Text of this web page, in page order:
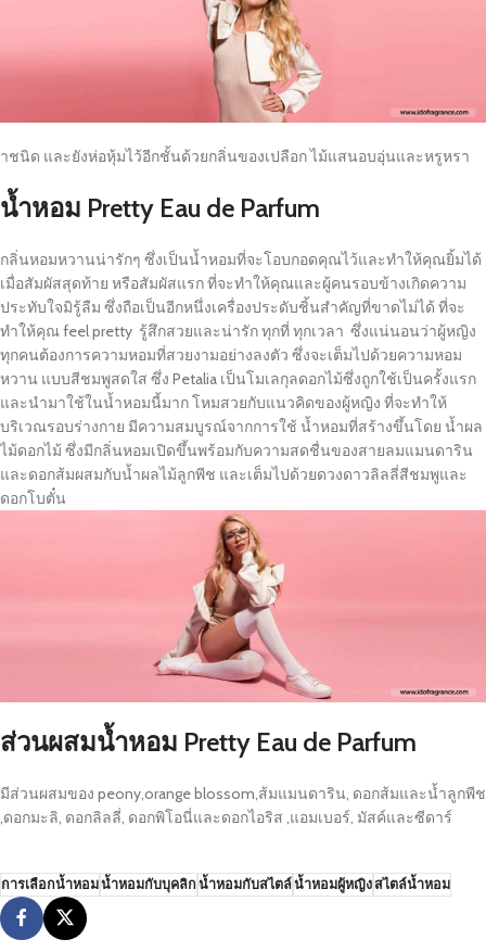
าชนิด และยังห่อหุ้มไว้อีกชั้นด้วยกลิ่นของเปลือก ไม้แสนอบอุ่นและหรูหรา
น้ำหอม Pretty Eau de Parfum
กลิ่นหอมหวานน่ารักๆ ซึ่งเป็นน้ำหอมที่จะโอบกอดคุณไว้และทำให้คุณยิ้มได้
เมื่อสัมผัสสุดท้าย หรือสัมผัสแรก ที่จะทำให้คุณและผู้คนรอบข้างเกิดความ
ประทับใจมิรู้ลืม ซึ่งถือเป็นอีกหนึ่งเครื่องประดับชิ้นสำคัญที่ขาดไม่ได้ ที่จะ
ทำให้คุณ feel pretty รู้สึกสวยและน่ารัก ทุกที่ ทุกเวลา ซึ่งแน่นอนว่าผู้หญิง
ทุกคนต้องการความหอมที่สวยงามอย่างลงตัว ซึ่งจะเต็มไปด้วยความหอม
หวาน แบบสีชมพูสดใส ซึ่ง Petalia เป็นโมเลกุลดอกไม้ซึ่งถูกใช้เป็นครั้งแรก
และนำมาใช้ในน้ำหอมนี้มาก โหมสวยกับแนวคิดของผู้หญิง ที่จะทำให้
บริเวณรอบร่างกาย มีความสมบูรณ์จากการใช้ น้ำหอมที่สร้างขึ้นโดย น้ำผล
ไม้ดอกไม้ ซึ่งมีกลิ่นหอมเปิดขึ้นพร้อมกับความสดชื่นของสายลมแมนดาริน
และดอกส้มผสมกับน้ำผลไม้ลูกพีช และเต็มไปด้วยดวงดาวลิลลี่สีชมพูและ
ดอกโบตั๋น
ส่วนผสมน้ำหอม Pretty Eau de Parfum
มีส่วนผสมของ peony,orange blossom,ส้มแมนดาริน, ดอกส้มและน้ำลูกพีช
,ดอกมะลิ, ดอกลิลลี่, ดอกพิโอนี่และดอกไอริส ,แอมเบอร์, มัสค์และซีดาร์
การเลือกน้ำหอมน้ำหอมกับบุคลิกน้ำหอมกับสไตล์น้ำหอมผู้หญิงสไตล์น้ำหอม